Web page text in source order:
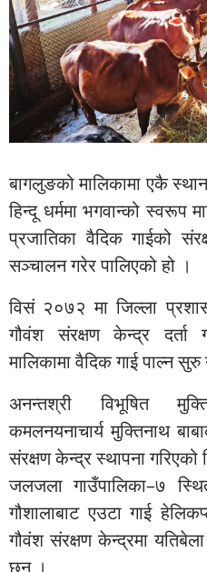
बागलुङको मालिकामा एकै
हिन्दू धर्ममा भगवान्को स्वरूप
प्रजातिका वैदिक गाईको
सञ्चालन गरेर पालिएको हो ।
विसं २०७२ मा जिल्ला
गौवंश संरक्षण केन्द्र दर्ता
मालिकामा वैदिक गाई पाल्न सुरु
अनन्तश्री विभूषित
कमलनयनाचार्य मुक्तिनाथ
संरक्षण केन्द्र स्थापना
जलजला गाउँपालिका–७
गौशालाबाट एउटा गाई
गौवंश संरक्षण केन्द्रमा
छन् ।